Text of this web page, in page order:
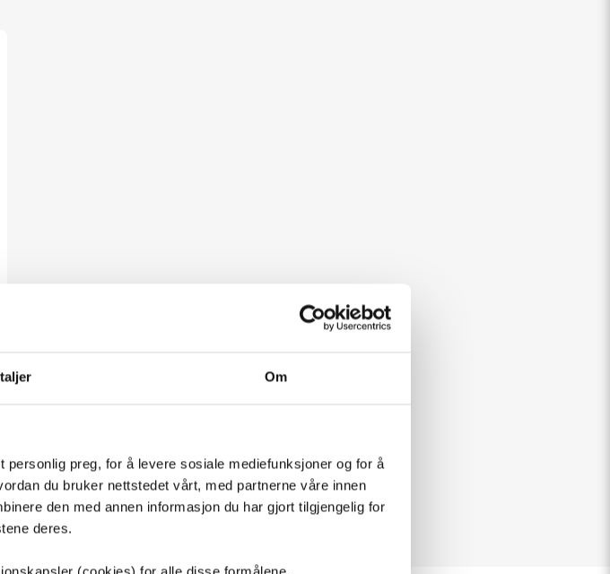
Om
preg, for å levere sosiale mediefunksjoner og for å
du bruker nettstedet vårt, med partnerne våre innen
den med annen informasjon du har gjort tilgjengelig for
deres.